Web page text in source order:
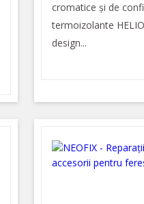
cromatice și de
termoizolante
design...